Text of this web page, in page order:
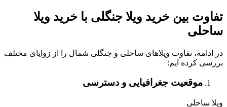
تفاوت بین خرید ویلا جنگلی با خرید ویلا
ساحلی
در ادامه، تفاوت ویلاهای ساحلی و جنگلی شمال را از زوایای مختلف
بررسی کرده ایم:
موقعیت جغرافیایی و دسترسی
ویلا ساحلی